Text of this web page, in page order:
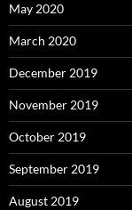
May 2020
March 2020
December 2019
November 2019
October 2019
September 2019
August 2019